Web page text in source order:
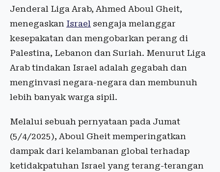
Jenderal Liga Arab, Ahmed Aboul Gheit,
menegaskan Israel sengaja melanggar
kesepakatan dan mengobarkan perang di
Palestina, Lebanon dan Suriah. Menurut Liga
Arab tindakan Israel adalah gegabah dan
menginvasi negara-negara dan membunuh
lebih banyak warga sipil.
Melalui sebuah pernyataan pada Jumat
(5/4/2025), Aboul Gheit memperingatkan
dampak dari kelambanan global terhadap
ketidakpatuhan Israel yang terang-terangan